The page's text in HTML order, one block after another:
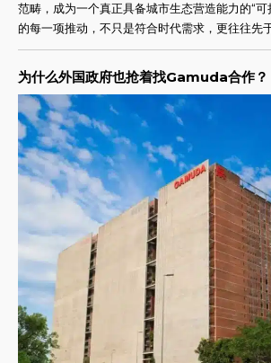
范畴，成为一个真正具备城市生态营造能力的“
的每一项推动，不只是符合时代需求，更往往先
为什么外国政府也抢着找Gamuda合作？